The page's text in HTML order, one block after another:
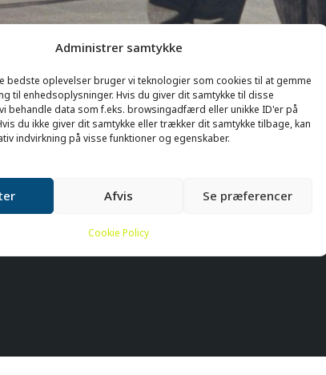
Administrer samtykke
bedste oplevelser bruger vi teknologier som cookies til at gemme
til enhedsoplysninger. Hvis du giver dit samtykke til disse
behandle data som f.eks. browsingadfærd eller unikke ID'er på
du ikke giver dit samtykke eller trækker dit samtykke tilbage, kan
indvirkning på visse funktioner og egenskaber.
Afvis Se præferencer
Cookie Policy